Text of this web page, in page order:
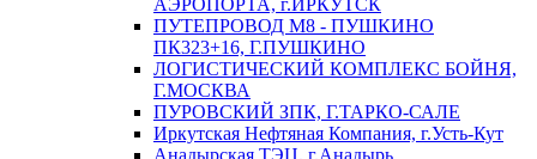
АЭРОПОРТА, г.ИРКУТСК
ПУТЕПРОВОД М8 - ПУШКИНО
ПК323+16, Г.ПУШКИНО
ЛОГИСТИЧЕСКИЙ КОМПЛЕКС БОЙНЯ,
Г.МОСКВА
ПУРОВСКИЙ ЗПК, Г.ТАРКО-САЛЕ
Иркутская Нефтяная Компания, г.Усть-Кут
Анадырская ТЭЦ, г.Анадырь